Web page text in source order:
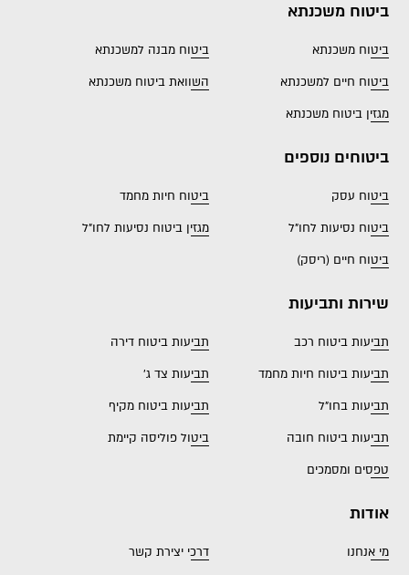
ביטוח משכנתא
ביטוח משכנתא
ביטוח מבנה למשכנתא
ביטוח חיים למשכנתא
השוואת ביטוח משכנתא
מגזין ביטוח משכנתא
ביטוחים נוספים
ביטוח עסק
ביטוח חיות מחמד
ביטוח נסיעות לחו"ל
מגזין ביטוח נסיעות לחו"ל
ביטוח חיים (ריסק)
שירות ותביעות
תביעות ביטוח רכב
תביעות ביטוח דירה
תביעות ביטוח חיות מחמד
תביעות צד ג'
תביעות בחו"ל
תביעות ביטוח מקיף
תביעות ביטוח חובה
ביטול פוליסה קיימת
טפסים ומסמכים
אודות
מי אנחנו
דרכי יצירת קשר